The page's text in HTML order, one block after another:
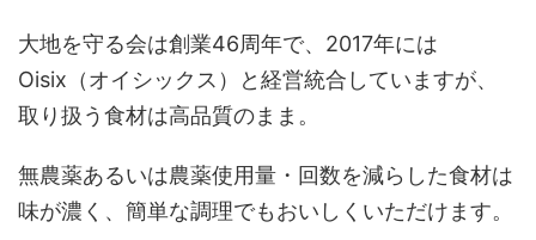
大地を守る会は創業46周年で、2017年には
Oisix（オイシックス）と経営統合していますが、
取り扱う食材は高品質のまま。
無農薬あるいは農薬使用量・回数を減らした食材は
味が濃く、簡単な調理でもおいしくいただけます。